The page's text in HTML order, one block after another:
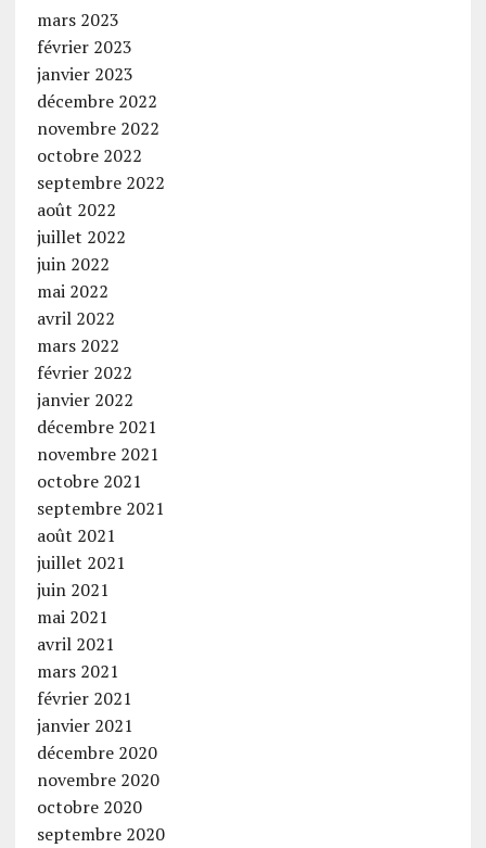
mars 2023
février 2023
janvier 2023
décembre 2022
novembre 2022
octobre 2022
septembre 2022
août 2022
juillet 2022
juin 2022
mai 2022
avril 2022
mars 2022
février 2022
janvier 2022
décembre 2021
novembre 2021
octobre 2021
septembre 2021
août 2021
juillet 2021
juin 2021
mai 2021
avril 2021
mars 2021
février 2021
janvier 2021
décembre 2020
novembre 2020
octobre 2020
septembre 2020